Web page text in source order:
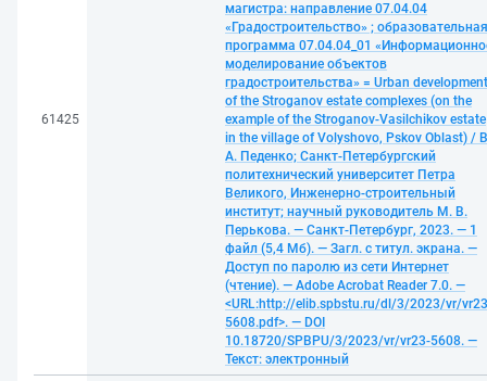
61425
магистра: направление 07.04.04
«Градостроительство» ; образовательная
программа 07.04.04_01
моделирование объектов
градостроительства» = Urban development
of the Stroganov estate complexes (on the
example of the Stroganov-Vasilchikov estate
in the village of Volyshovo, Pskov Oblast) /
А. Педенко; Санкт-Петербургский
политехнический университет Петра
Великого, Инженерно-строительный
институт; научный руководитель М. В.
Перькова. — Санкт-Петербург, 2023. — 1
файл (5,4 Мб). — Загл. с титул. экрана. —
Доступ по паролю из сети Интернет
(чтение). — Adobe Acrobat Reader 7.0. —
<URL:http://elib.spbstu.ru/dl/3/2023/vr/
5608.pdf>. — DOI
10.18720/SPBPU/3/2023/vr/vr23-5608. —
Текст: электронный